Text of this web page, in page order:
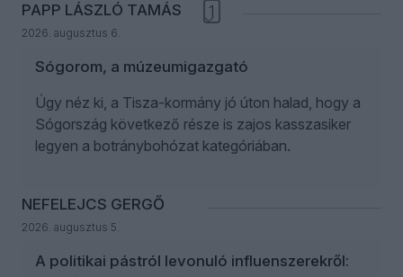
PAPP LÁSZLÓ TAMÁS
2026. augusztus 6.
1
Sógorom, a múzeumigazgató
Úgy néz ki, a Tisza-kormány jó úton halad, hogy a
Sógország következő része is zajos kasszasiker
legyen a botránybohózat kategóriában.
NEFELEJCS GERGŐ
2026. augusztus 5.
A politikai pástról levonuló influenszerekről: